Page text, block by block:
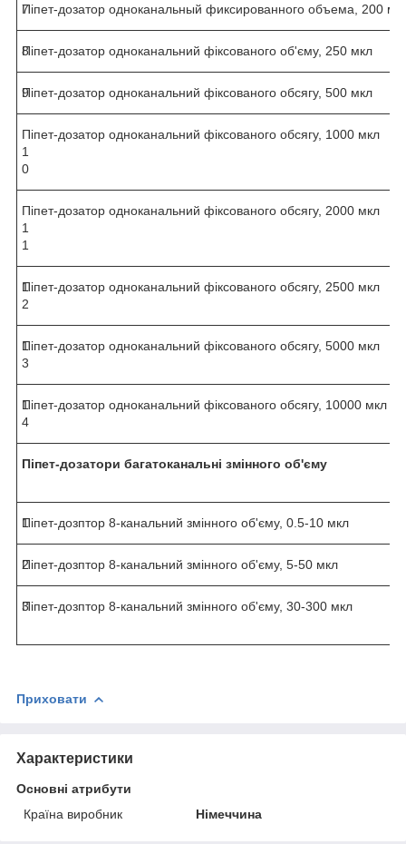
7
Піпет-дозатор одноканальный фиксированного объема, 200
8
Піпет-дозатор одноканальний фіксованого об'єму, 250 мкл
9
Піпет-дозатор одноканальний фіксованого обсягу, 500 мкл
1
0
Піпет-дозатор одноканальний фіксованого обсягу, 1000 мкл
1
1
Піпет-дозатор одноканальний фіксованого обсягу, 2000 мкл
1
2
Піпет-дозатор одноканальний фіксованого обсягу, 2500 мкл
1
3
Піпет-дозатор одноканальний фіксованого обсягу, 5000 мкл
1
4
Піпет-дозатор одноканальний фіксованого обсягу, 10000 мкл
Піпет-дозатори багатоканальні змінного об'єму
1
Піпет-дозптор 8-канальний змінного об'єму, 0.5-10 мкл
2
Піпет-дозптор 8-канальний змінного об'єму, 5-50 мкл
3
Піпет-дозптор 8-канальний змінного об'єму, 30-300 мкл
Приховати
Характеристики
Основні атрибути
Країна виробник
Німеччина